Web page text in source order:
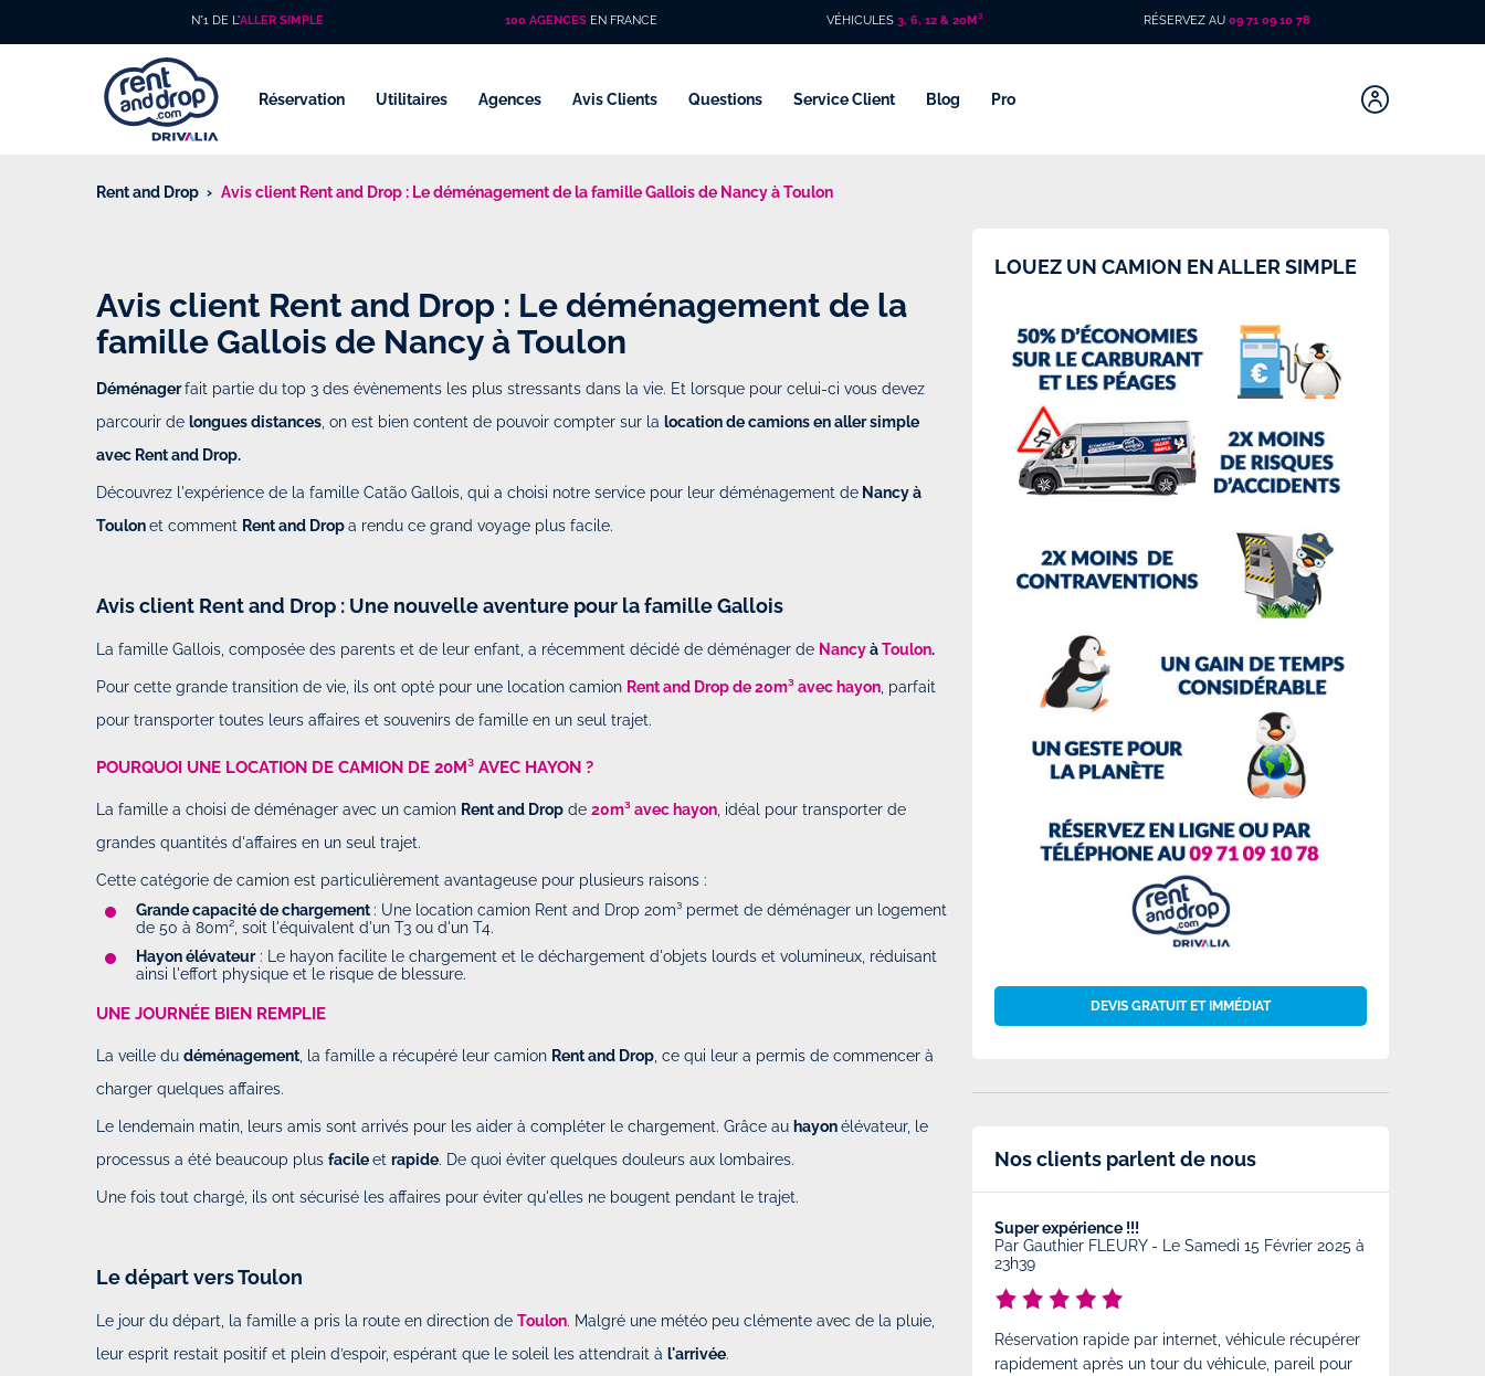
N°1 DE L'ALLER SIMPLE 100 AGENCESEN FRANCE VÉHICULES 3, 6, 12 & 20M³ RÉSERVEZ AU09 71 09 10 78
Réservation Utilitaires Agences Avis Clients Questions Service Client Blog Pro
Rent and Drop Avis client Rent and Drop : Le déménagement de la famille Gallois de Nancy à Toulon
Avis client Rent and Drop : Le déménagement de la
famille Gallois de Nancy à Toulon
Déménagerfait partie du top 3 des évènements les plus stressants dans la vie. Et lorsque pour celui-ci vous devez
parcourir de longues distances , on est bien content de pouvoir compter sur la location de camions en aller simple
avec Rent and Drop.
Découvrez l'expérience de la famille Catão Gallois, qui a choisi notre service pour leur déménagement de Nancy à
Toulonet comment Rent and Dropa rendu ce grand voyage plus facile.
Avis client Rent and Drop : Une nouvelle aventure pour la famille Gallois
La famille Gallois, composée des parents et de leur enfant, a récemment décidé de déménager de NancyàToulon.
Pour cette grande transition de vie, ils ont opté pour une location camion Rent and Drop de 20m³ avec hayon , parfait
pour transporter toutes leurs affaires et souvenirs de famille en un seul trajet.
POURQUOI UNE LOCATION DE CAMION DE 20M³ AVEC HAYON ?
La famille a choisi de déménager avec un camion Rent and Drop de 20m³ avec hayon , idéal pour transporter de
grandes quantités d'affaires en un seul trajet.
Cette catégorie de camion est particulièrement avantageuse pour plusieurs raisons :
Grande capacité de chargement : Une location camion Rent and Drop 20m³ permet de déménager un logement
de 50 à 80m², soit l'équivalent d'un T3 ou d'un T4.
Hayon élévateur: Le hayon facilite le chargement et le déchargement d'objets lourds et volumineux, réduisant
ainsi l'effort physique et le risque de blessure.
UNE JOURNÉE BIEN REMPLIE
La veille du déménagement , la famille a récupéré leur camion Rent and Drop , ce qui leur a permis de commencer à
charger quelques affaires.
Le lendemain matin, leurs amis sont arrivés pour les aider à compléter le chargement. Grâce au hayonélévateur, le
processus a été beaucoup plus facileet rapide. De quoi éviter quelques douleurs aux lombaires.
Une fois tout chargé, ils ont sécurisé les affaires pour éviter qu'elles ne bougent pendant le trajet.
Le départ vers Toulon
Le jour du départ, la famille a pris la route en direction de Toulon. Malgré une météo peu clémente avec de la pluie,
leur esprit restait positif et plein d’espoir, espérant que le soleil les attendrait à l'arrivée.
LOUEZ UN CAMION EN ALLER SIMPLE
DEVIS GRATUIT ET IMMÉDIAT
Nos clients parlent de nous
efficace. Un peu galère la récupération du véhicule la location en aller simple super pratique.
Super expérience !!!
ParGauthier FLEURY-
Le Samedi 15 Février 2025 à
23h39
Réservation rapide par internet, véhicule récupérer
rapidement après un tour du véhicule, pareil pour